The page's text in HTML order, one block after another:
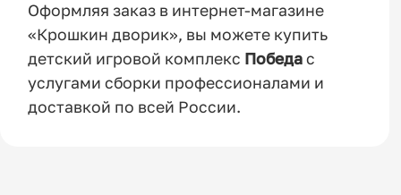
Оформляя заказ в интернет-магазине
«Крошкин дворик», вы можете купить
детский игровой комплекс Победас
услугами сборки профессионалами и
доставкой по всей России.